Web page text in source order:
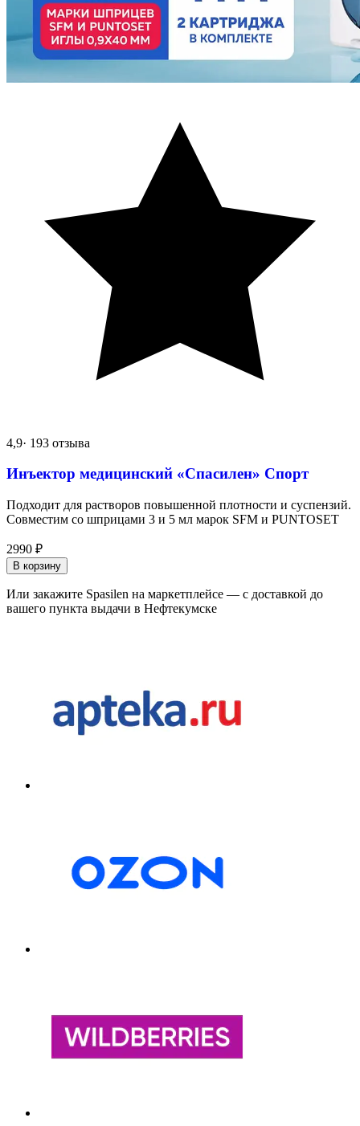
4,9· 193 отзыва
Инъектор медицинский «Спасилен» Спорт
Подходит для растворов повышенной плотности и суспензий.
Совместим со шприцами 3 и 5 мл марок SFM и PUNTOSET
2990 ₽
В корзину
Или закажите Spasilen на маркетплейсе — с доставкой до
вашего пункта выдачи в Нефтекумске